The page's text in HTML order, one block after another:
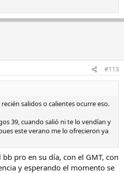
#113
salidos o calientes ocurre eso.
39, cuando salió ni te lo vendían y
este verano me lo ofrecieron ya
pro en su día, con el GMT, con
y esperando el momento se